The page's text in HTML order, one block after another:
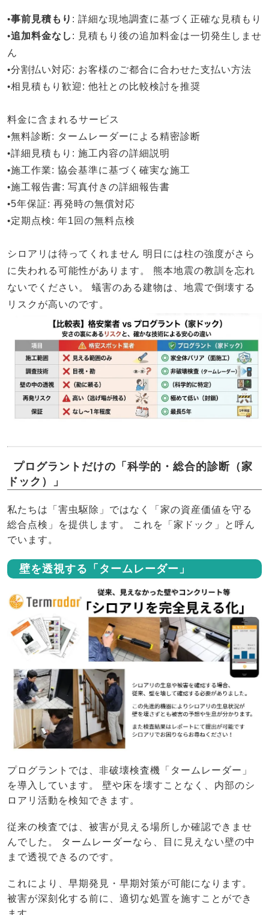
•事前見積もり : 詳細な現地調査に基づく正確な見積もり
•追加料金なし : 見積もり後の追加料金は一切発生しませ
ん
•分割払い対応: お客様のご都合に合わせた支払い方法
•相見積もり歓迎 : 他社との比較検討を推奨
料金に含まれるサービス
•無料診断: タームレーダーによる精密診断
•詳細見積もり : 施工内容の詳細説明
•施工作業: 協会基準に基づく確実な施工
•施工報告書: 写真付きの詳細報告書
•5年保証: 再発時の無償対応
•定期点検: 年1回の無料点検
シロアリは待ってくれません 明日には柱の強度がさら
に失われる可能性があります。
熊本地震の教訓を忘れ
ないでください。
蟻害のある建物は、地震で倒壊する
リスクが高いのです。
プログラントだけの「科学的・総合的診断（家
ドック）」
私たちは「害虫駆除」ではなく「家の資産価値を守る
総合点検」を提供します。 これを「家ドック」と呼ん
でいます。
壁を透視する「タームレーダー」
プログラントでは、非破壊検査機「タームレーダー」
を導入しています。 壁や床を壊すことなく、内部のシ
ロアリ活動を検知できます。
従来の検査では、被害が見える場所しか確認できませ
んでした。 タームレーダーなら、目に見えない壁の中
まで透視できるのです。
これにより、早期発見・早期対策が可能になります。
被害が深刻化する前に、適切な処置を施すことができ